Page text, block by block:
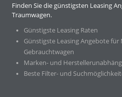
Finden Sie die günstigsten Leasing
Traumwagen.
Günstigste Leasing Raten
Günstigste Leasing Angebote
Gebrauchtwagen
Marken- und
Beste Filter- und